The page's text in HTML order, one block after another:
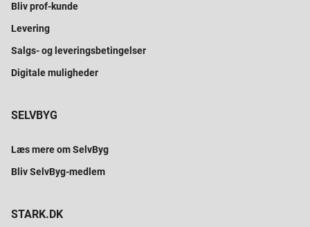
Bliv prof-kunde
Levering
Salgs- og leveringsbetingelser
Digitale muligheder
SELVBYG
Læs mere om SelvByg
Bliv SelvByg-medlem
STARK.DK